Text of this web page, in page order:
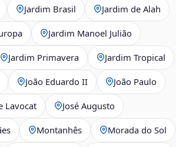
Jardim Brasil Jardim de Alah
Jardim Manoel Julião
Jardim Primavera Jardim Tropical
João Eduardo II João Paulo
Lavocat José Augusto
Montanhês Morada do Sol